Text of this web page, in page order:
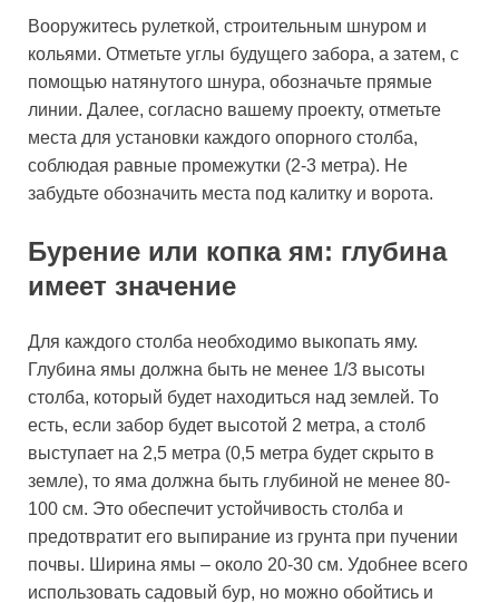
Вооружитесь рулеткой, строительным шнуром и
кольями. Отметьте углы будущего забора, а затем, с
помощью натянутого шнура, обозначьте прямые
линии. Далее, согласно вашему проекту, отметьте
места для установки каждого опорного столба,
соблюдая равные промежутки (2-3 метра). Не
забудьте обозначить места под калитку и ворота.
Бурение или копка ям: глубина
имеет значение
Для каждого столба необходимо выкопать яму.
Глубина ямы должна быть не менее 1/3 высоты
столба, который будет находиться над землей. То
есть, если забор будет высотой 2 метра, а столб
выступает на 2,5 метра (0,5 метра будет скрыто в
земле), то яма должна быть глубиной не менее 80-
100 см. Это обеспечит устойчивость столба и
предотвратит его выпирание из грунта при пучении
почвы. Ширина ямы – около 20-30 см. Удобнее всего
использовать садовый бур, но можно обойтись и